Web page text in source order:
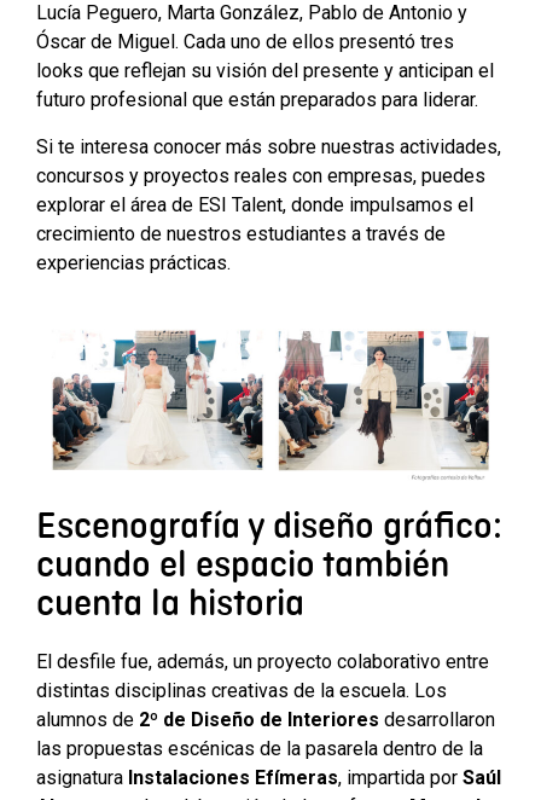
Lucía Peguero, Marta González, Pablo de Antonio y
Óscar de Miguel. Cada uno de ellos presentó tres
looks que reflejan su visión del presente y anticipan el
futuro profesional que están preparados para liderar.
Si te interesa conocer más sobre nuestras actividades,
concursos y proyectos reales con empresas, puedes
explorar el área de ESI Talent, donde impulsamos el
crecimiento de nuestros estudiantes a través de
experiencias prácticas.
Escenografía y diseño gráfico:
cuando el espacio también
cuenta la historia
El desfile fue, además, un proyecto colaborativo entre
distintas disciplinas creativas de la escuela. Los
alumnos de 2º de Diseño de Interiores desarrollaron
las propuestas escénicas de la pasarela dentro de la
asignatura Instalaciones Efímeras, impartida por Saúl